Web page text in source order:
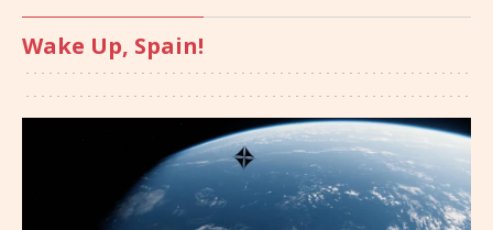
Wake Up, Spain!